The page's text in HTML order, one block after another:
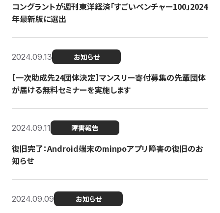
コングラントが週刊東洋経済「すごいベンチャー100」2024
年最新版に選出
2024.09.13 お知らせ
【一次助成先24団体決定】マンスリー寄付募集の先輩団体
が届ける無料セミナーを実施します
2024.09.11 障害報告
復旧完了：Android端末のminpoアプリ障害の復旧のお
知らせ
2024.09.09 お知らせ